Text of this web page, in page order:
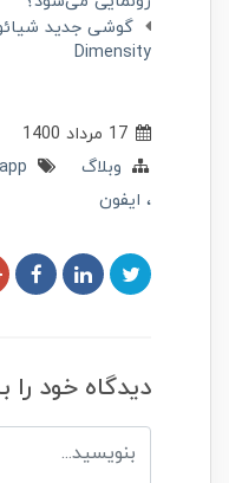
گوشی جدید
Dimensity
وبلاگ
app
ایفون
دیدگاه خود را